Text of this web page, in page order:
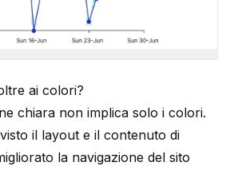
ai colori?
chiara non implica solo i colori.
il layout e il contenuto di
la navigazione del sito